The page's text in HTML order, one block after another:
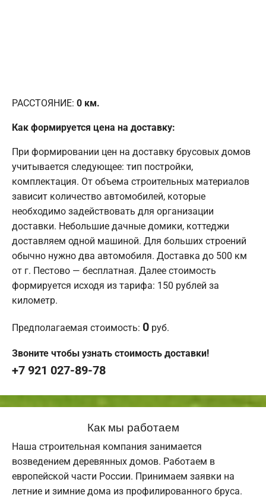
РАССТОЯНИЕ: 0 км.
Как формируется цена на доставку:
При формировании цен на доставку брусовых домов
учитывается следующее: тип постройки,
комплектация. От объема строительных материалов
зависит количество автомобилей, которые
необходимо задействовать для организации
доставки. Небольшие дачные домики, коттеджи
доставляем одной машиной. Для больших строений
обычно нужно два автомобиля. Доставка до 500 км
от г. Пестово — бесплатная. Далее стоимость
формируется исходя из тарифа: 150 рублей за
километр.
Предполагаемая стоимость: 0 руб.
Звоните чтобы узнать стоимость доставки!
+7 921 027-89-78
Как мы работаем
Наша строительная компания занимается
возведением деревянных домов. Работаем в
европейской части России. Принимаем заявки на
летние и зимние дома из профилированного бруса.